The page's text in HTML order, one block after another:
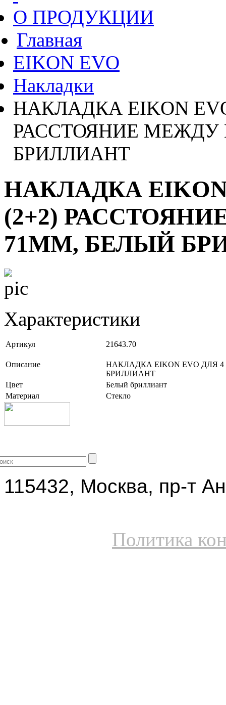
О ПРОДУКЦИИ
Главная
EIKON EVO
Накладки
НАКЛАДКА EIKON
РАССТОЯНИЕ
БРИЛЛИАНТ
НАКЛАДКА
(2+2)
71ММ, БЕЛЫЙ
Характеристики
Артикул 21643.70
Описание
НАКЛАДКА EIKON EVO ДЛЯ
БРИЛЛИАНТ
Цвет
Белый бриллиант
Материал
Стекло
115432, Москва, пр-т
Политика